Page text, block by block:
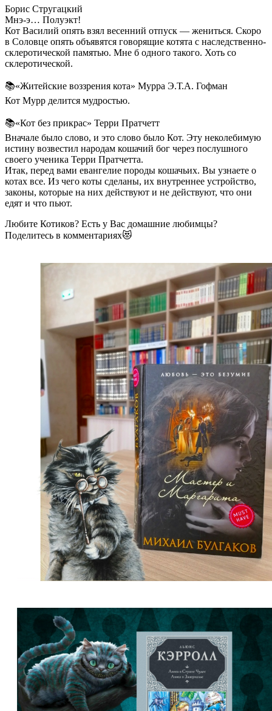
Борис Стругацкий
Мнэ-э… Полуэкт!
Кот Василий опять взял весенний отпуск — жениться. Скоро
в Соловце опять объявятся говорящие котята с наследственно-
склеротической памятью. Мне б одного такого. Хоть со
склеротической.
📚«Житейские воззрения кота» Мурра Э.Т.А. Гофман
Кот Мурр делится мудростью.
📚«Кот без прикрас» Терри Пратчетт
Вначале было слово, и это слово было Кот. Эту неколебимую
истину возвестил народам кошачий бог через послушного
своего ученика Терри Пратчетта.
Итак, перед вами евангелие породы кошачьих. Вы узнаете о
котах все. Из чего коты сделаны, их внутреннее устройство,
законы, которые на них действуют и не действуют, что они
едят и что пьют.
Любите Котиков? Есть у Вас домашние любимцы?
Поделитесь в комментариях😻